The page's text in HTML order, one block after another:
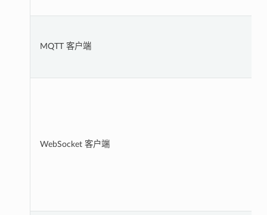
MQTT 客户端
WebSocket 客户端